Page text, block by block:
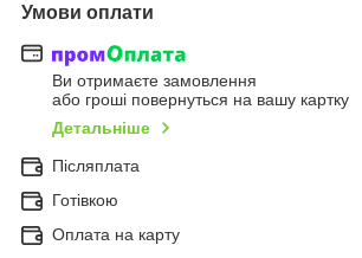
Умови оплати
Ви отримаєте замовлення
або гроші повернуться на вашу картку
Детальніше
Післяплата
Готівкою
Оплата на карту